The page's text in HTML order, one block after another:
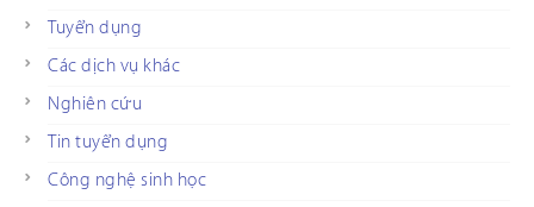
Tuyển dụng
Các dịch vụ khác
Nghiên cứu
Tin tuyển dụng
Công nghệ sinh học